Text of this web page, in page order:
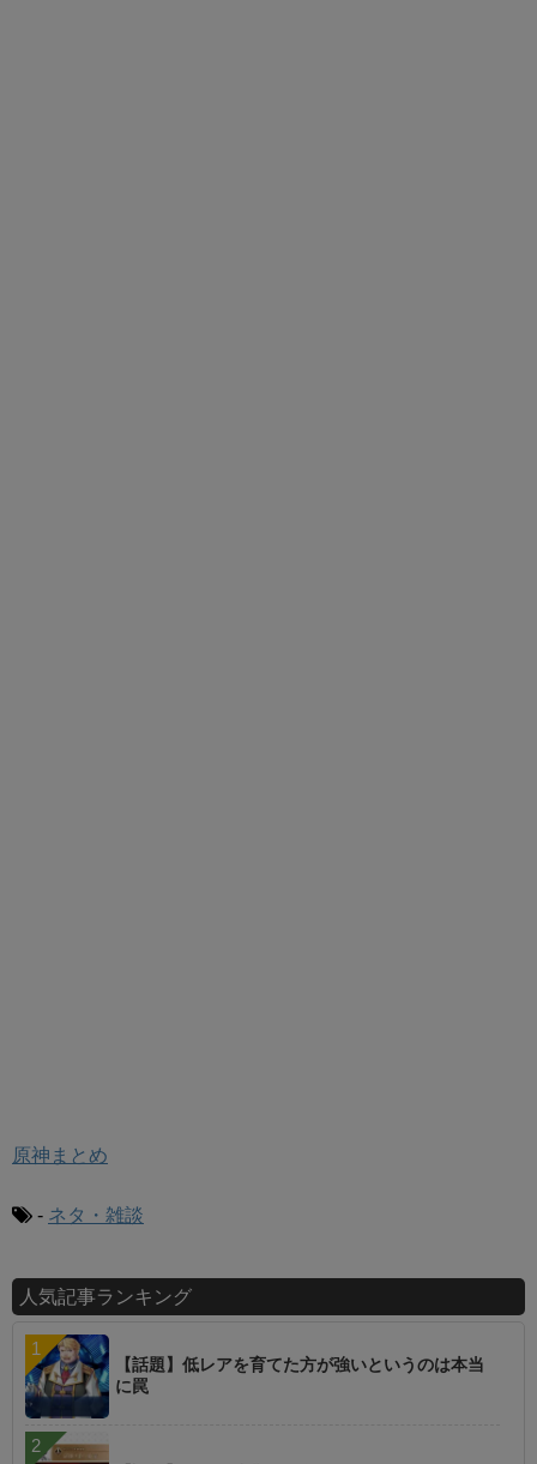
原神まとめ
- ネタ・雑談
人気記事ランキング
【話題】低レアを育てた方が強いというのは本当
に罠